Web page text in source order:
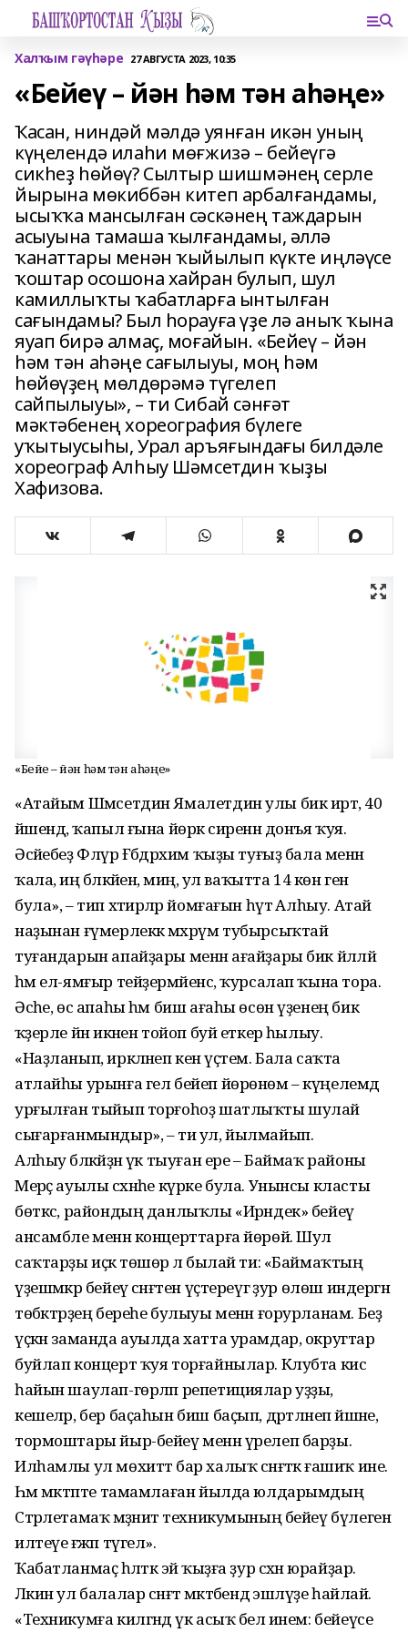
Халҡым гәүһәре 27 АВГУСТА 2023, 10:35
«Бейеү – йән һәм тән аһәңе»
Ҡасан, ниндәй мәлдә уянған икән уның
күңелендә илаһи мөғжизә – бейеүгә
сикһеҙ һөйөү? Сылтыр шишмәнең серле
йырына мөкиббән китеп арбалғандамы,
ысыҡҡа мансылған сәскәнең таждарын
асыуына тамаша ҡылғандамы, әллә
ҡанаттары менән ҡыйылып күкте иңләүсе
ҡоштар осошона хайран булып, шул
камиллыҡты ҡабатларға ынтылған
сағындамы? Был һорауға үҙе лә аныҡ ҡына
яуап бирә алмаҫ, моғайын. «Бейеү – йән
һәм тән аһәңе сағылыуы, моң һәм
һөйөүҙең мөлдөрәмә түгелеп
сайпылыуы», – ти Сибай сәнғәт
мәктәбенең хореография бүлеге
уҡытыусыһы, Урал аръяғындағы билдәле
хореограф Алһыу Шәмсетдин ҡыҙы
Хафизова.
«Бейеү – йән һәм тән аһәңе»
«Атайым Шәмсетдин Ямалетдин улы бик иртә, 40
йәшендә, ҡапыл ғына йөрәк сиренән донъя ҡуя.
Әсәйебеҙ Флүрә Ғәбдрәхим ҡыҙы туғыҙ бала менән
ҡала, иң бәләкәйенә, миңә, ул ваҡытта 14 көн генә
була», – тип хәтирәләр йомғағын һүтә Алһыу. Атай
наҙынан ғүмерлеккә мәхрүм тубырсыҡтай
туғандарын апайҙары менән ағайҙары бик йәлләй
һәм ел-ямғыр тейҙермәйенсә, ҡурсалап ҡына тора.
Әсәһе, өс апаһы һәм биш ағаһы өсөн үҙенең бик
ҡәҙерле йән икәнен тойоп буй еткерә һылыу.
«Наҙланып, иркәләнеп кенә үҫтем. Бала саҡта
атлайһы урынға гел бейеп йөрөнөм – күңелемдә
урғылған тыйып торғоһоҙ шатлыҡты шулай
сығарғанмындыр», – ти ул, йылмайып.
Алһыу бәләкәйҙән үк тыуған ере – Баймаҡ районы
Мерәҫ ауылы сәхнәһе күрке була. Унынсы класты
бөткәс, райондың данлыҡлы «Ирәндек» бейеү
ансамбле менән концерттарға йөрөй. Шул
саҡтарҙы иҫкә төшөрә лә былай ти: «Баймаҡтың
үҙешмәкәр бейеү сәнғәтен үҫтереүгә ҙур өлөш индергән
төбәктәрҙең береһе булыуы менән ғорурланам. Беҙ
үҫкән заманда ауылда хатта урамдар, округтар
буйлап концерт ҡуя торғайнылар. Клубта кис
һайын шаулап-гөрләп репетициялар уҙҙы,
кешеләр, бер баҫаһын биш баҫып, дәртләнеп йәшәне,
тормоштары йыр-бейеү менән үрелеп барҙы.
Илһамлы ул мөхиттә бар халыҡ сәнғәткә ғашиҡ ине.
Һәм мәктәпте тамамлаған йылда юлдарымдың
Стәрлетамаҡ мәҙәниәт техникумының бейеү бүлегенә
илтеүе ғәжәп түгел».
Ҡабатланмаҫ һәләткә эйә ҡыҙға ҙур сәхнә юрайҙар.
Ләкин ул балалар сәнғәт мәктәбендә эшләүҙе һайлай.
«Техникумға килгәндә үк асыҡ белә инем: бейеүсе